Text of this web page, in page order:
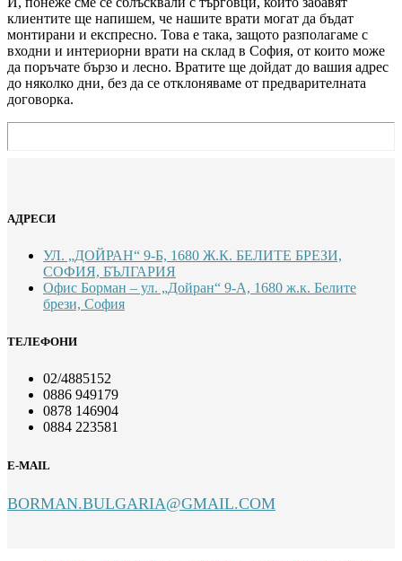
клиентите ще напишем, че нашите врати могат да бъдат
монтирани и експресно. Това е така, защото разполагаме с
входни и интериорни врати на склад в София, от които може
да поръчате бързо и лесно. Вратите ще дойдат до вашия адрес
до няколко дни, без да се отклоняваме от предварителната
договорка.
АДРЕСИ
УЛ. „ДОЙРАН“ 9-Б, 1680 Ж.К. БЕЛИТЕ БРЕЗИ,
СОФИЯ, БЪЛГАРИЯ
Офис Борман – ул. „Дойран“ 9-А, 1680 ж.к. Белите
брези, София
ТЕЛЕФОНИ
02/4885152
0886 949179
0878 146904
0884 223581
E-MAIL
BORMAN.BULGARIA@GMAIL.COM